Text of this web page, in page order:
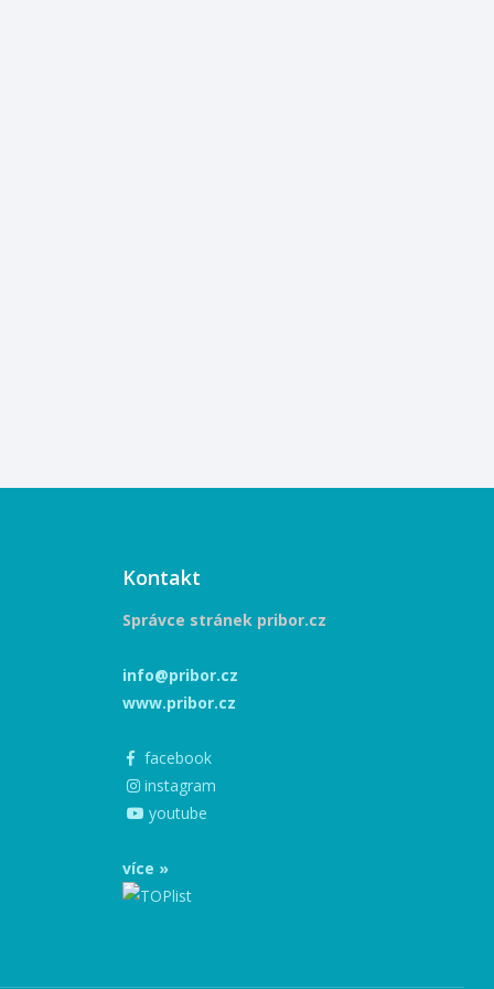
Kontakt
Správce stránek pribor.cz
info@pribor.cz
www.pribor.cz
facebook
instagram
youtube
více »